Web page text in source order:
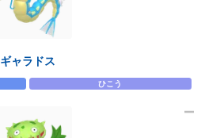
ギャラドス
ひこう